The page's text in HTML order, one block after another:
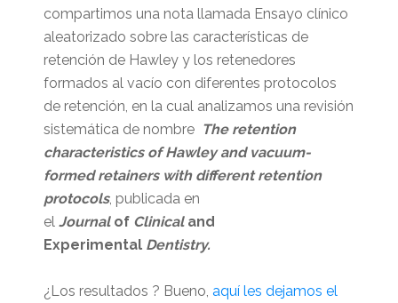
compartimos una nota llamada Ensayo clínico
aleatorizado sobre las características de
retención de Hawley y los retenedores
formados al vacío con diferentes protocolos
de retención, en la cual analizamos una revisión
sistemática de nombre The retention
characteristics of Hawley and vacuum-
formed retainers with different retention
protocols, publicada en
el Journalof Clinicaland
Experimental Dentistry.
¿Los resultados ? Bueno, aquí les dejamos el